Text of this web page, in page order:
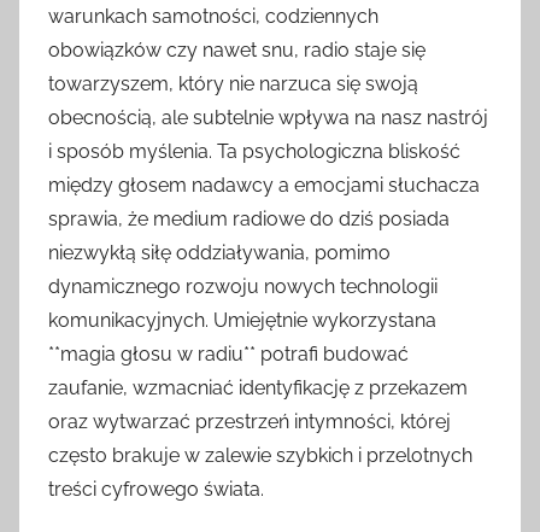
warunkach samotności, codziennych
obowiązków czy nawet snu, radio staje się
towarzyszem, który nie narzuca się swoją
obecnością, ale subtelnie wpływa na nasz nastrój
i sposób myślenia. Ta psychologiczna bliskość
między głosem nadawcy a emocjami słuchacza
sprawia, że medium radiowe do dziś posiada
niezwykłą siłę oddziaływania, pomimo
dynamicznego rozwoju nowych technologii
komunikacyjnych. Umiejętnie wykorzystana
**magia głosu w radiu** potrafi budować
zaufanie, wzmacniać identyfikację z przekazem
oraz wytwarzać przestrzeń intymności, której
często brakuje w zalewie szybkich i przelotnych
treści cyfrowego świata.